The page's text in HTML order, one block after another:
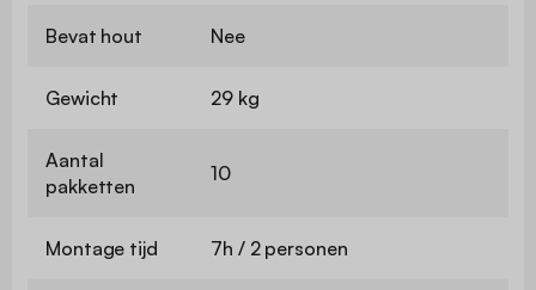
Bevat hout Nee
Gewicht 29 kg
Aantal
pakketten
10
Montage tijd 7h / 2 personen